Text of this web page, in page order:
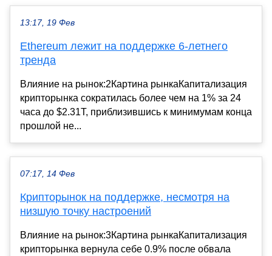
13:17, 19 Фев
Ethereum лежит на поддержке 6-летнего
тренда
Влияние на рынок:2Картина рынкаКапитализация
крипторынка сократилась более чем на 1% за 24
часа до $2.31T, приблизившись к минимумам конца
прошлой не...
07:17, 14 Фев
Крипторынок на поддержке, несмотря на
низшую точку настроений
Влияние на рынок:3Картина рынкаКапитализация
крипторынка вернула себе 0.9% после обвала